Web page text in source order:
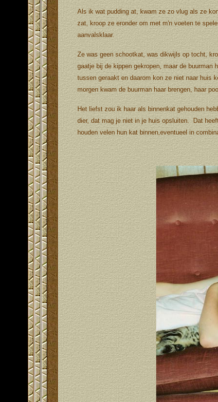
Als ik wat pudding at, kwam ze zo vlug als ze
zat, kroop ze eronder om met m'n voeten te
aanvalsklaar.
Ze was geen schootkat, was dikwijls op tocht,
gaatje bij de kippen gekropen, maar de buurman
tussen geraakt en daarom kon ze niet naar huis
morgen kwam de buurman haar brengen, haar
Het liefst zou ik haar als binnenkat gehouden
dier, dat mag je niet in je huis opsluiten. Dat
houden velen hun kat binnen,eventueel in